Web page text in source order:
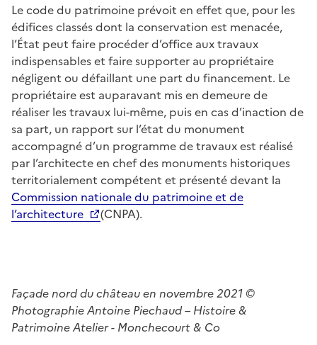
Le code du patrimoine prévoit en effet que, pour les
édifices classés dont la conservation est menacée,
l’État peut faire procéder d’office aux travaux
indispensables et faire supporter au propriétaire
négligent ou défaillant une part du financement. Le
propriétaire est auparavant mis en demeure de
réaliser les travaux lui-même, puis en cas d’inaction de
sa part, un rapport sur l’état du monument
accompagné d’un programme de travaux est réalisé
par l’architecte en chef des monuments historiques
territorialement compétent et présenté devant la
Commission nationale du patrimoine et de
l’architecture
(CNPA).
Façade nord du château en novembre 2021 ©
Photographie Antoine Piechaud – Histoire &
Patrimoine Atelier - Monchecourt & Co